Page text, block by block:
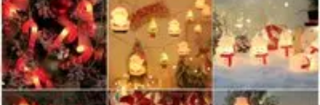
Casa Perfecta
DecoraciónEspacios de TrabajoDecoración del
HogarJardineríaEspacios Funcionales
Casa Perfecta